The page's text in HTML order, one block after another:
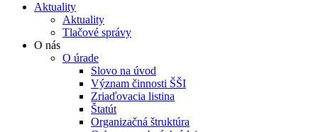
Aktuality
Aktuality
Tlačové správy
O nás
O úrade
Slovo na úvod
Význam činnosti ŠŠI
Zriaďovacia listina
Štatút
Organizačná štruktúra